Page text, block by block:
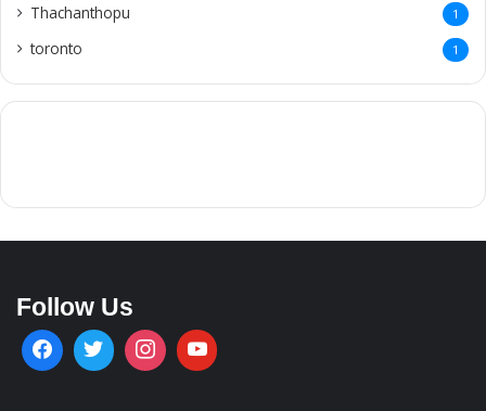
Thachanthopu 1
toronto 1